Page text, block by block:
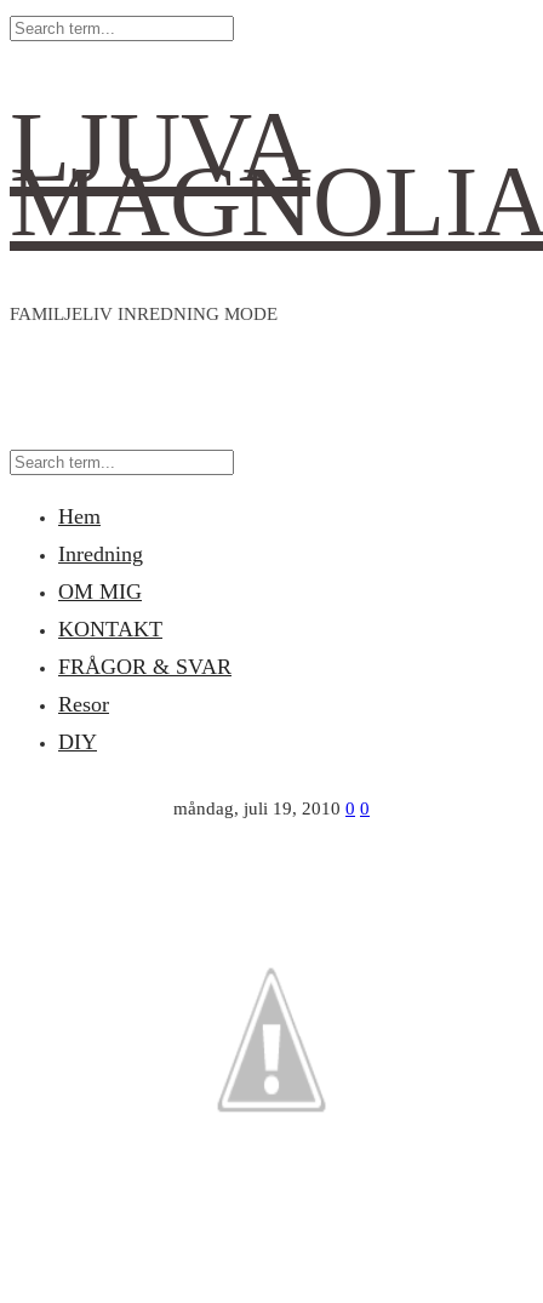
LJUVA
FAMILJELIV INREDNING MODE
Hem
Inredning
OM MIG
KONTAKT
FRÅGOR & SVAR
Resor
DIY
måndag, juli 19, 2010 0 0